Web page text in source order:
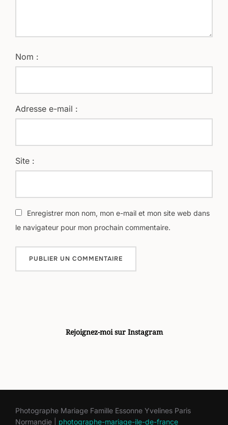
Nom :
Adresse e-mail :
Site :
Enregistrer mon nom, mon e-mail et mon site web dans
le navigateur pour mon prochain commentaire.
Rejoignez-moi sur Instagram
Photographe Mariage Famille Essonne Yvelines Paris
Normandie | photographe-mariage-ile-de-france